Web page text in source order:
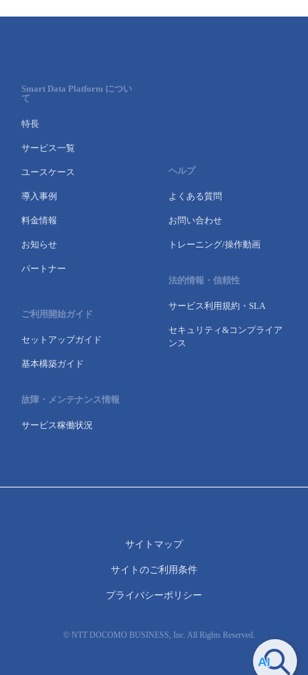
Smart Data Platform につい
て
特長
サービス一覧
ユースケース
導入事例
料金情報
お知らせ
パートナー
ご利用開始ガイド
セットアップガイド
基本構築ガイド
故障・メンテナンス情報
サービス稼働状況
ヘルプ
よくある質問
お問い合わせ
トレーニング/操作動画
法的情報・信頼性
サービス利用規約・SLA
セキュリティ&コンプライア
ンス
© NTT DOCOMO BUSINESS, Inc. All Rights Reserved.
サイトマップ
サイトのご利用条件
プライバシーポリシー